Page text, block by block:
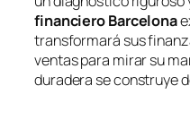
financiero Barcelona
transformará sus
ventas para mirar su
duradera se construye